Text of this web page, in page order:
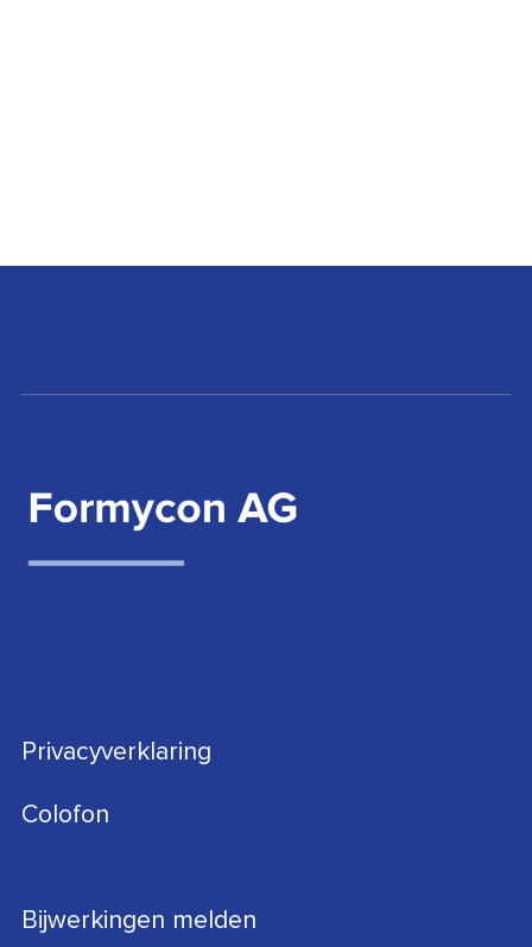
Privacyverklaring
Colofon
Bijwerkingen melden